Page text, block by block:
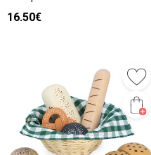
16.50€